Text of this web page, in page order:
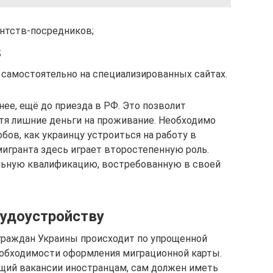
посредников;
на специализированных сайтах.
ещё до приезда в РФ. Это позволит
лишние деньги на проживание. Необходимо
как украинцу устроиться на работу в
здесь играет второстепенную роль.
квалификацию, востребованную в своей
Украины происходит по упрощенной
оформления миграционной карты.
вакансии иностранцам, сам должен иметь